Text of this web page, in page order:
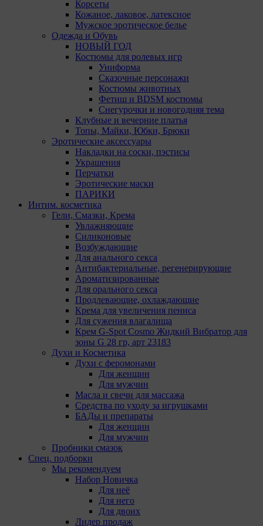
Корсеты
Кожаное, лаковое, латексное
Мужское эротическое белье
Одежда и Обувь
НОВЫЙ ГОД
Костюмы для ролевых игр
Униформа
Сказочные персонажи
Костюмы животных
Фетиш и BDSM костюмы
Снегурочки и новогодняя тема
Клубные и вечерние платья
Топы, Майки, Юбки, Брюки
Эротические аксессуары
Накладки на соски, пэстисы
Украшения
Перчатки
Эротические маски
ПАРИКИ
Интим. косметика
Гели, Смазки, Крема
Увлажняющие
Силиконовые
Возбуждающие
Для анального секса
Антибактериальные, регенерирующие
Ароматизированные
Для орального секса
Продлевающие, охлаждающие
Крема для увеличения пениса
Для сужения влагалища
Крем G-Spot Cosmo Жидкий Вибратор для
зоны G 28 гр, арт 23183
Духи и Косметика
Духи с феромонами
Для женщин
Для мужчин
Масла и свечи для массажа
Средства по уходу за игрушками
БАДы и препараты
Для женщин
Для мужчин
Пробники смазок
Спец. подборки
Мы рекомендуем
Набор Новичка
Для неё
Для него
Для двоих
Лидер продаж
«SkyLight».
Рекламные Cookie
Компании, которым мы поручаем обработку данных
для данной цели:
Яндекса рекламная сеть (Yandex Mobile Ads,
ADFOX) - сервис показа контекстной рекламы.
Адрес: Yandex Europe AG, Werftestrasse 4, CH-
6005 Luzern, Switzerland.
Google Ads - сервис показа контекстной
рекламы, предоставляемый компанией Google
Ireland Ltd, Gordon House Barrow Street Dublin 4,
D04E5W5 Ireland.
Сохранить мои изменения
Сохранить по умолчанию